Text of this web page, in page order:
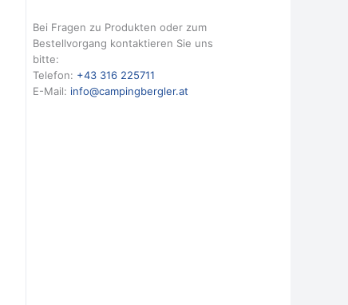
Bei Fragen zu Produkten oder zum
Bestellvorgang kontaktieren Sie uns
bitte:
Telefon: +43 316 225711
E-Mail: info@campingbergler.at